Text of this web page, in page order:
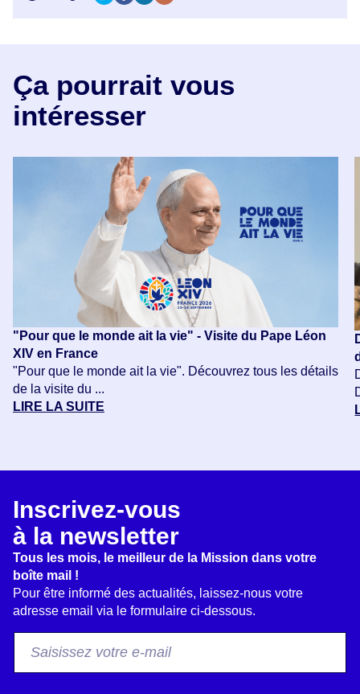
Ça pourrait vous
intéresser
"Pour que le monde ait la vie" - Visite du Pape Léon
XIV en France
"Pour que le monde ait la vie". Découvrez tous les détails
de la visite du ...
LIRE LA SUITE
Inscrivez-vous
à la newsletter
Tous les mois, le meilleur de la Mission dans votre
boîte mail !
Pour être informé des actualités, laissez-nous votre
adresse email via le formulaire ci-dessous.
o